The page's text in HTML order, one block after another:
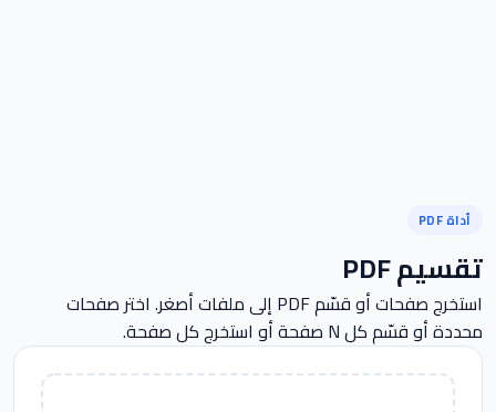
أداة PDF
تقسيم PDF
استخرج صفحات أو قسّم PDF إلى ملفات أصغر. اختر صفحات
محددة أو قسّم كل N صفحة أو استخرج كل صفحة.